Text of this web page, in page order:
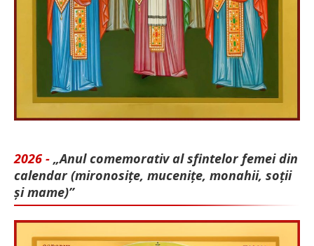
2026 - „Anul comemorativ al sfintelor femei din
calendar (mironosițe, mu­cenițe, monahii, soții
și mame)”